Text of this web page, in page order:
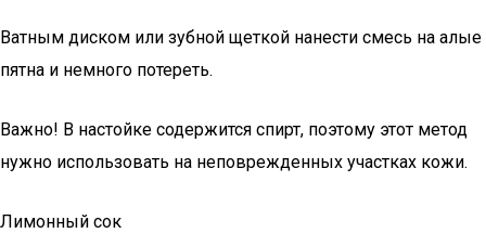
Ватным диском или зубной щеткой нанести смесь на алые
пятна и немного потереть.
Важно! В настойке содержится спирт, поэтому этот метод
нужно использовать на неповрежденных участках кожи.
Лимонный сок